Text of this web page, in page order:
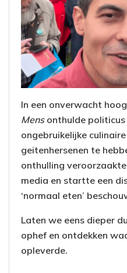
In een onverwacht
Mensonthulde politicus
ongebruikelijke
geitenhersenen te
onthulling
media en startte een
‘normaal eten’
Laten we eens dieper
ophef en ontdekken
opleverde.